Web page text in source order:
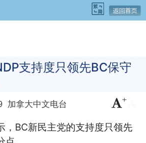
支持度只领先BC保守
加拿大中文电台 +
，BC新民主党的支持度只领先